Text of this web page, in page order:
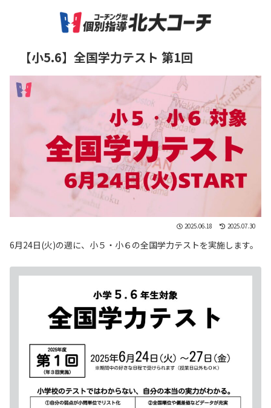
【小5.6】全国学力テスト 第1回
2025.06.18 2025.07.30
6月24日(火)の週に、小５・小６の全国学力テストを実施します。